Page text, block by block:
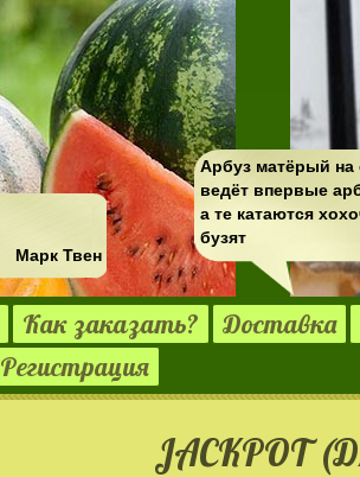
Арбуз матёрый на
ведёт впервые
а те катаются
бузят
Марк Твен
Как заказать? Доставка
Регистрация
JACKPOT